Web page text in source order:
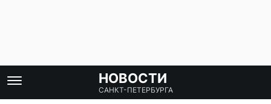
НОВОСТИ
САНКТ-ПЕТЕРБУРГА